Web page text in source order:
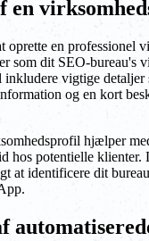
en
oprette en professionel
som dit SEO-bureau's
vigtige detaljer
og en kort
hjælper
hos potentielle klienter.
at identificere dit